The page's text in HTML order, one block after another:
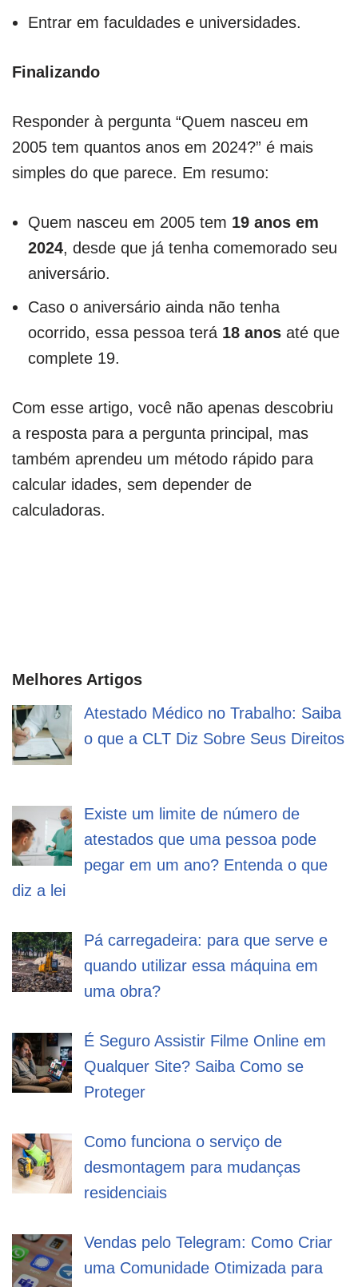
Entrar em faculdades e universidades.
Finalizando
Responder à pergunta “Quem nasceu em
2005 tem quantos anos em 2024?” é mais
simples do que parece. Em resumo:
Quem nasceu em 2005 tem 19 anos em
2024, desde que já tenha comemorado seu
aniversário.
Caso o aniversário ainda não tenha
ocorrido, essa pessoa terá 18 anos até que
complete 19.
Com esse artigo, você não apenas descobriu
a resposta para a pergunta principal, mas
também aprendeu um método rápido para
calcular idades, sem depender de
calculadoras.
Melhores Artigos
Atestado Médico no Trabalho: Saiba
o que a CLT Diz Sobre Seus Direitos
Existe um limite de número de
atestados que uma pessoa pode
pegar em um ano? Entenda o que
diz a lei
Pá carregadeira: para que serve e
quando utilizar essa máquina em
uma obra?
É Seguro Assistir Filme Online em
Qualquer Site? Saiba Como se
Proteger
Como funciona o serviço de
desmontagem para mudanças
residenciais
Vendas pelo Telegram: Como Criar
uma Comunidade Otimizada para